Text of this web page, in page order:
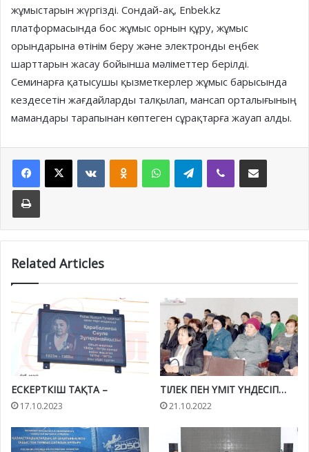
жұмыстарын жүргізді. Сондай-ақ, Enbek.kz
платформасында бос жұмыс орнын құру, жұмыс
орындарына өтінім беру және электронды еңбек
шарттарын жасау бойынша мәліметтер берілді.
Семинарға қатысушы қызметкерлер жұмыс барысында
кездесетін жағдайларды талқылап, мансап орталығының
мамандары тарапынан көптеген сұрақтарға жауап алды.
Facebook
X VKontakteOdnoklassniki
WhatsAppTelegramViber Share via Email
Print
Related Articles
ЕСКЕРТКІШ ТАҚТА –
17.10.2023
ТІЛЕК ПЕН ҮМІТ ҮНДЕСІП…
21.10.2022